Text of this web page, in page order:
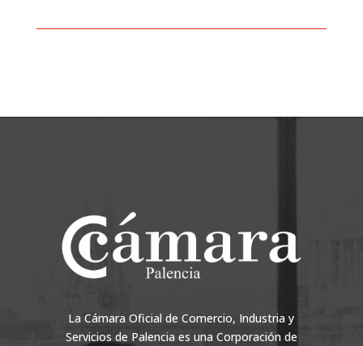
La Cámara Oficial de Comercio, Industria y
Servicios de Palencia es una Corporación de